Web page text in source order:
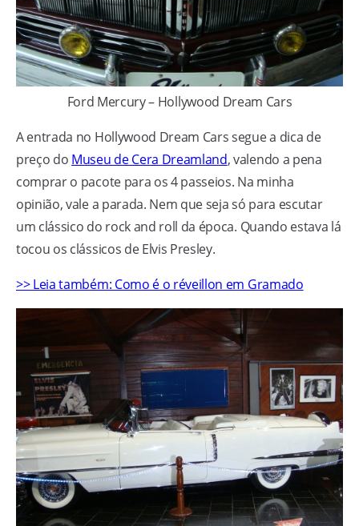
Ford Mercury – Hollywood Dream Cars
A entrada no Hollywood Dream Cars segue a dica de
preço do Museu de Cera Dreamland, valendo a pena
comprar o pacote para os 4 passeios. Na minha
opinião, vale a parada. Nem que seja só para escutar
um clássico do rock and roll da época. Quando estava lá
tocou os clássicos de Elvis Presley.
>> Leia também: Como é o réveillon em Gramado